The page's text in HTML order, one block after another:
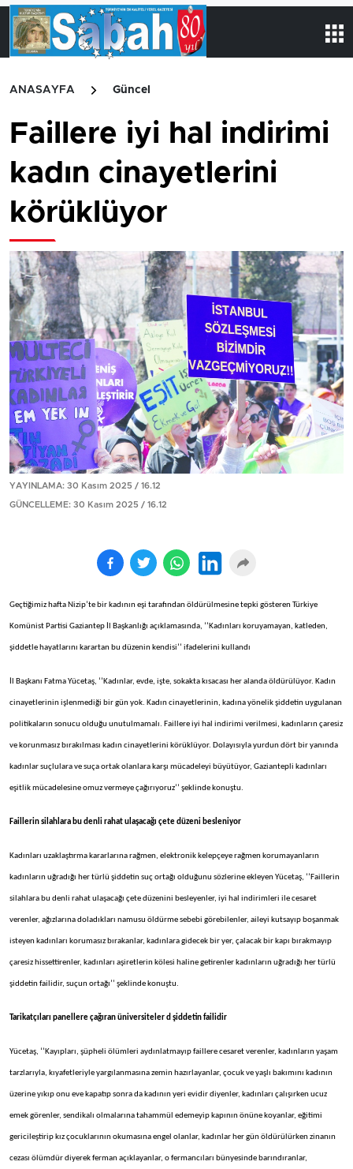
ANASAYFA Güncel
Faillere iyi hal indirimi
kadın cinayetlerini
körüklüyor
YAYINLAMA: 30 Kasım 2025 / 16.12
GÜNCELLEME: 30 Kasım 2025 / 16.12
Geçtiğimiz hafta Nizip’te bir kadının eşi tarafından öldürülmesine tepki gösteren Türkiye
Komünist Partisi Gaziantep İl Başkanlığı açıklamasında, ‘’Kadınları koruyamayan, katleden,
şiddetle hayatlarını karartan bu düzenin kendisi’’ ifadelerini kullandı
İl Başkanı Fatma Yücetaş, ‘’Kadınlar, evde, işte, sokakta kısacası her alanda öldürülüyor. Kadın
cinayetlerinin işlenmediği bir gün yok. Kadın cinayetlerinin, kadına yönelik şiddetin uygulanan
politikaların sonucu olduğu unutulmamalı. Faillere iyi hal indirimi verilmesi, kadınların çaresiz
ve korunmasız bırakılması kadın cinayetlerini körüklüyor. Dolayısıyla yurdun dört bir yanında
kadınlar suçlulara ve suça ortak olanlara karşı mücadeleyi büyütüyor, Gaziantepli kadınları
eşitlik mücadelesine omuz vermeye çağırıyoruz’’ şeklinde konuştu.
Faillerin silahlara bu denli rahat ulaşacağı çete düzeni besleniyor
Kadınları uzaklaştırma kararlarına rağmen, elektronik kelepçeye rağmen korumayanların
kadınların uğradığı her türlü şiddetin suç ortağı olduğunu sözlerine ekleyen Yücetaş, ‘’Faillerin
silahlara bu denli rahat ulaşacağı çete düzenini besleyenler, iyi hal indirimleri ile cesaret
verenler, ağızlarına doladıkları namusu öldürme sebebi görebilenler, aileyi kutsayıp boşanmak
isteyen kadınları korumasız bırakanlar, kadınlara gidecek bir yer, çalacak bir kapı bırakmayıp
çaresiz hissettirenler, kadınları aşiretlerin kölesi haline getirenler kadınların uğradığı her türlü
şiddetin failidir, suçun ortağı’’ şeklinde konuştu.
Tarikatçıları panellere çağıran üniversiteler d şiddetin failidir
Yücetaş, ‘’Kayıpları, şüpheli ölümleri aydınlatmayıp faillere cesaret verenler, kadınların yaşam
tarzlarıyla, kıyafetleriyle yargılanmasına zemin hazırlayanlar, çocuk ve yaşlı bakımını kadının
üzerine yıkıp onu eve kapatıp sonra da kadının yeri evidir diyenler, kadınları çalışırken ucuz
emek görenler, sendikalı olmalarına tahammül edemeyip kapının önüne koyanlar, eğitimi
gericileştirip kız çocuklarının okumasına engel olanlar, kadınlar her gün öldürülürken zinanın
cezası ölümdür diyerek ferman açıklayanlar, o fermancıları bünyesinde barındıranlar,